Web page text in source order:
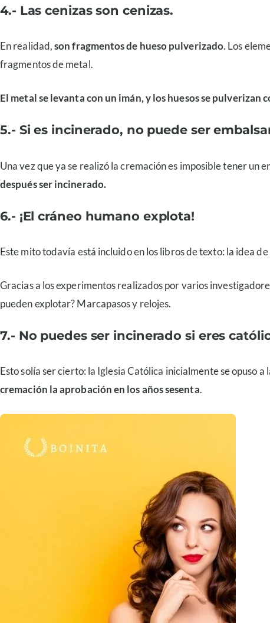
4.- Las cenizas son cenizas.
En realidad,son fragmentos de hueso pulverizado. Los
fragmentos de metal.
El metal se levanta con un imán, y los huesos se pulverizan
5.- Si es incinerado, no puede ser
Una vez que ya se realizó la cremación es imposible tener un
después ser incinerado.
6.- ¡El cráneo humano explota!
Este mito todavía está incluido en los libros de texto: la idea
Gracias a los experimentos realizados por varios
pueden explotar? Marcapasos y relojes.
7.- No puedes ser incinerado si eres
Esto solía ser cierto: la Iglesia Católica inicialmente se opuso
cremación la aprobación en los años sesenta.